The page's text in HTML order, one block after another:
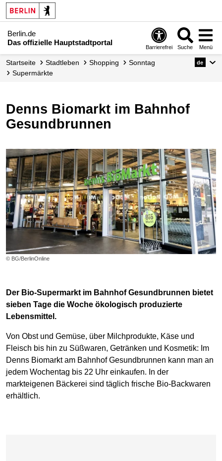
Berlin.de
Das offizielle Hauptstadtportal
Barrierefrei Suche Menü
Startseite Stadtleben Shopping
Sonntag
Supermärkte
de
Denns Biomarkt im Bahnhof
Gesundbrunnen
© BG/BerlinOnline
Der Bio-Supermarkt im Bahnhof Gesundbrunnen bietet
sieben Tage die Woche ökologisch produzierte
Lebensmittel.
Von Obst und Gemüse, über Milchprodukte, Käse und
Fleisch bis hin zu Süßwaren, Getränken und Kosmetik: Im
Denns Biomarkt am Bahnhof Gesundbrunnen kann man an
jedem Wochentag bis 22 Uhr einkaufen. In der
markteigenen Bäckerei sind täglich frische Bio-Backwaren
erhältlich.